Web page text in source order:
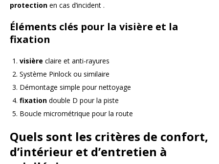
protection en cas d’incident .
Éléments clés pour la visière et la
fixation
visière claire et anti-rayures
Système Pinlock ou similaire
Démontage simple pour nettoyage
fixation double D pour la piste
Boucle micrométrique pour la route
Quels sont les critères de confort,
d’intérieur et d’entretien à